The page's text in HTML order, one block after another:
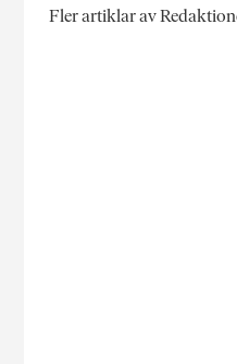
Fler artiklar av